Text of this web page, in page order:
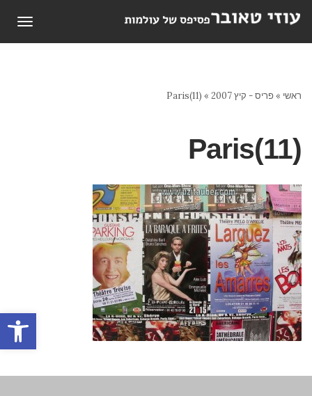
פתח
ראשי »פריס - קיץ 2007 »
Paris(11)
Paris(11)